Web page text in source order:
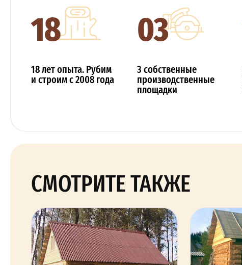
18
18 лет опыта. Рубим
и строим с 2008 года
03
3 собственные
производственные
площадки
СМОТРИТЕ ТАКЖЕ